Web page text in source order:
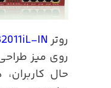
روترIN
روی میز
حال